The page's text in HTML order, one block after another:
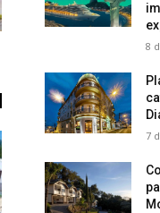
8
7